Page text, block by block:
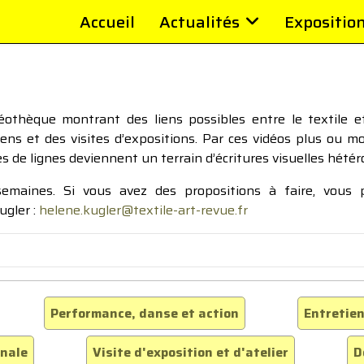
Accueil Actualités
montrant des liens possibles entre le textile
et des visites d’expositions. Par ces vidéos plus ou
de lignes deviennent un terrain d’écritures visuelles
Si vous avez des propositions à faire, vous
: helene.kugler@textile-art-revue.fr
Performance, danse et action
Visite d'exposition et d'atelier